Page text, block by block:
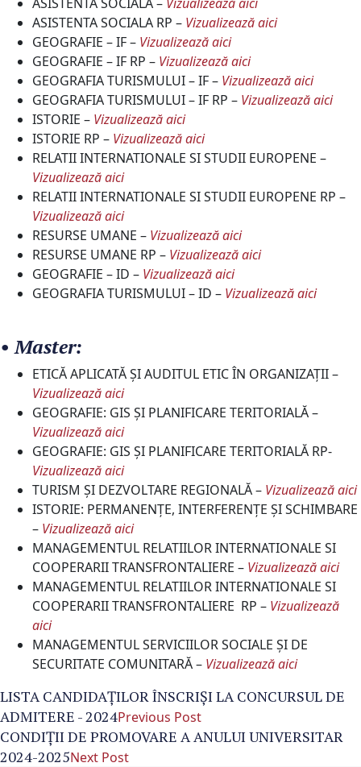
ASISTENTA SOCIALA RP – Vizualizează aici
GEOGRAFIE – IF – Vizualizează aici
GEOGRAFIE – IF RP – Vizualizează aici
GEOGRAFIA TURISMULUI – IF – Vizualizează aici
GEOGRAFIA TURISMULUI – IF RP – Vizualizeazăaici
ISTORIE – Vizualizează aici
ISTORIE RP – Vizualizează aici
RELATII INTERNATIONALE SI STUDII EUROPENE –
Vizualizează aici
RELATII INTERNATIONALE SI STUDII EUROPENE RP –
Vizualizează aici
RESURSE UMANE – Vizualizează aici
RESURSE UMANE RP – Vizualizează aici
GEOGRAFIE – ID – Vizualizează aici
GEOGRAFIA TURISMULUI – ID – Vizualizează aici
• Master:
ETICĂ APLICATĂ ȘI AUDITUL ETIC ÎN ORGANIZAȚII –
Vizualizează aici
GEOGRAFIE: GIS ŞI PLANIFICARE TERITORIALĂ –
Vizualizează aici
GEOGRAFIE: GIS ŞI PLANIFICARE TERITORIALĂ RP-
Vizualizează aici
TURISM ŞI DEZVOLTARE REGIONALĂ – Vizualizează aici
ISTORIE: PERMANENȚE, INTERFERENȚE ȘI SCHIMBARE
– Vizualizeazăaici
MANAGEMENTUL RELATIILOR INTERNATIONALE SI
COOPERARII TRANSFRONTALIERE – Vizualizează aici
MANAGEMENTUL RELATIILOR INTERNATIONALE SI
COOPERARII TRANSFRONTALIERE RP – Vizualizează
aici
MANAGEMENTUL SERVICIILOR SOCIALE ȘI DE
SECURITATE COMUNITARĂ – Vizualizează aici
LISTA CANDIDAŢILOR ÎNSCRIŞI LA CONCURSUL DE
ADMITERE - 2024Previous Post
CONDIȚII DE PROMOVARE A ANULUI UNIVERSITAR
2024-2025Next Post